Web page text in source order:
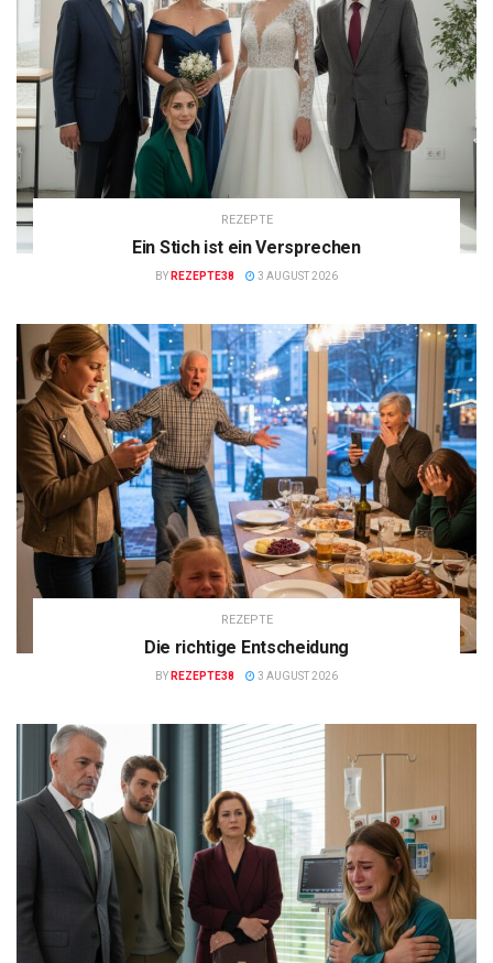
REZEPTE
Ein Stich ist ein Versprechen
BY REZEPTE38 3 AUGUST 2026
REZEPTE
Die richtige Entscheidung
BY REZEPTE38 3 AUGUST 2026